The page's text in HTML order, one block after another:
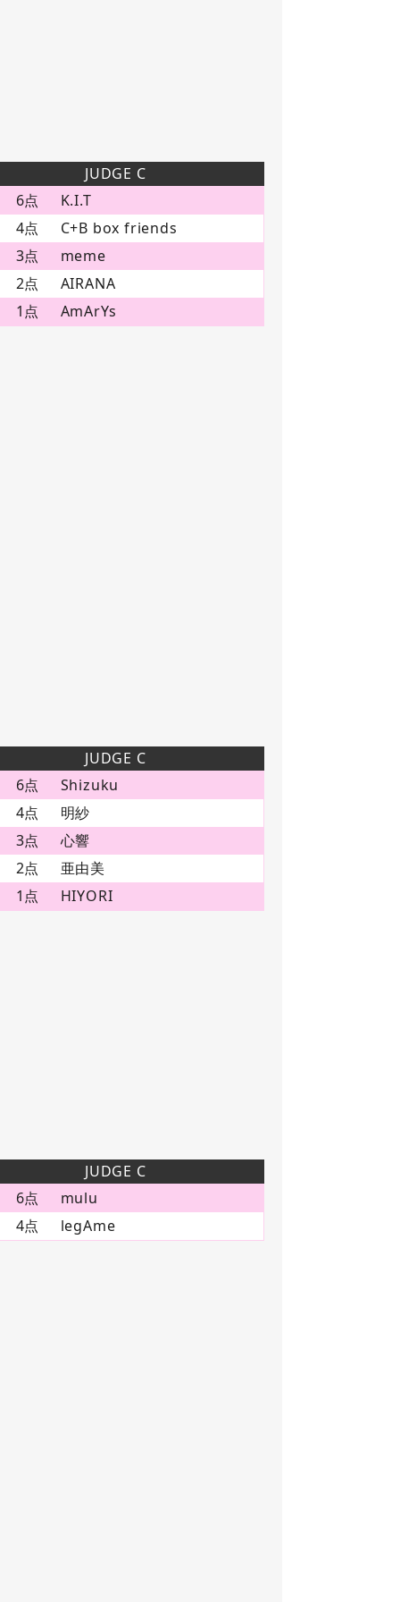
JUDGE C
6点
K.I.T
4点
C+B box friends
3点
meme
2点
AIRANA
1点
AmArYs
JUDGE C
6点
Shizuku
4点
明紗
3点
心響
2点
亜由美
1点
HIYORI
JUDGE C
6点
mulu
4点
legAme